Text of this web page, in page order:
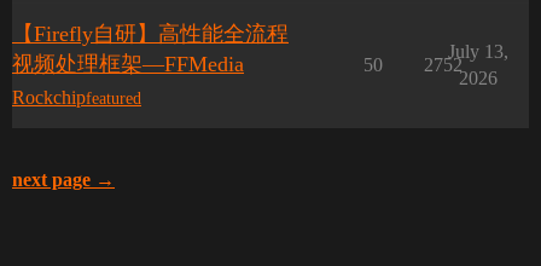
【Firefly自研】高性能全流程
视频处理框架—FFMedia
Rockchipfeatured
50 2752
July 13,
2026
next page →